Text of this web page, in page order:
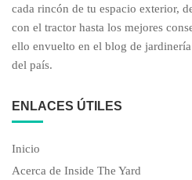
cada rincón de tu espacio exterior,
con el tractor hasta los mejores
ello envuelto en el blog de
del país.
ENLACES ÚTILES
Inicio
Acerca de Inside The Yard